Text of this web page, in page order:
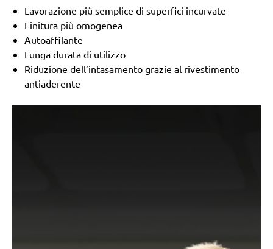
Lavorazione più semplice di superfici incurvate
Finitura più omogenea
Autoaffilante
Lunga durata di utilizzo
Riduzione dell’intasamento grazie al rivestimento
antiaderente